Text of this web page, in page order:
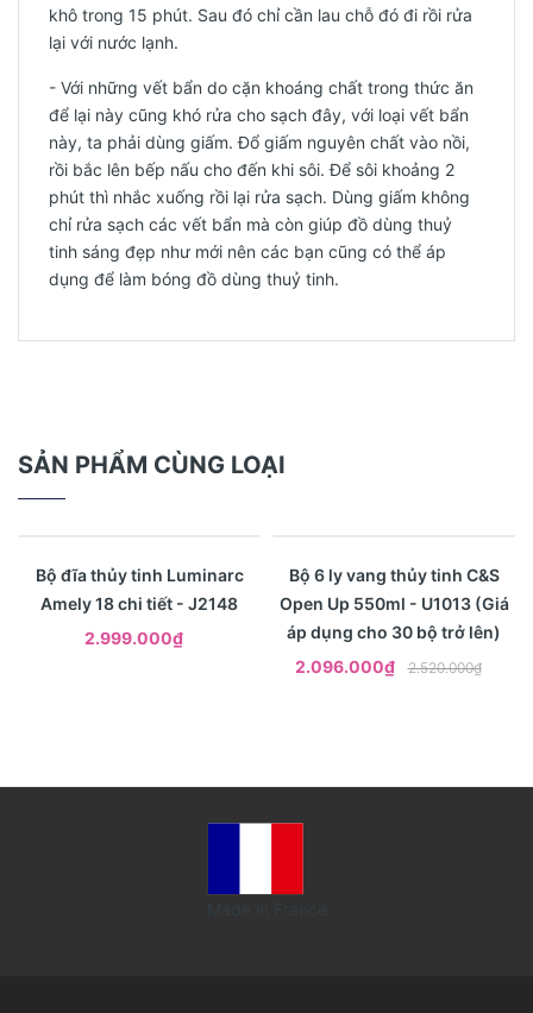
khô trong 15 phút. Sau đó chỉ cần lau chỗ đó đi rồi rửa
lại với nước lạnh.
- Với những vết bẩn do cặn khoáng chất trong thức ăn
để lại này cũng khó rửa cho sạch đây, với loại vết bẩn
này, ta phải dùng giấm. Đổ giấm nguyên chất vào nồi,
rồi bắc lên bếp nấu cho đến khi sôi. Để sôi khoảng 2
phút thì nhắc xuống rồi lại rửa sạch. Dùng giấm không
chỉ rửa sạch các vết bẩn mà còn giúp đồ dùng thuỷ
tinh sáng đẹp như mới nên các bạn cũng có thể áp
dụng để làm bóng đồ dùng thuỷ tinh.
SẢN PHẨM CÙNG LOẠI
Xem nhanh
Bộ đĩa thủy tinh Luminarc
Amely 18 chi tiết - J2148
2.999.000₫
Xem nhanh
Bộ 6 ly vang thủy tinh C&S
Open Up 550ml - U1013 (Giá
áp dụng cho 30 bộ trở lên)
2.096.000₫
2.520.000₫